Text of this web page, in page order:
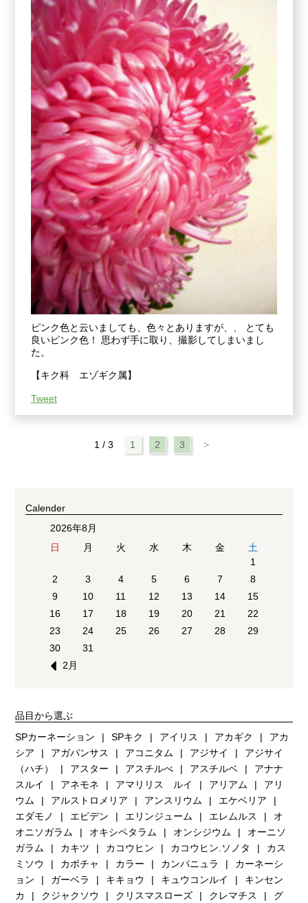
ピンク色と云いましても、色々とありますが、、 とても
良いピンク色！ 思わず手に取り、撮影してしまいまし
た。
【キク科 エゾギク属】
Tweet
1 / 3 1 2 3 >
Calender
2026年8月
日
月 火 水 木 金 土
2月
1
2
3 4 5 6 7
8
9
10 11 12 13 14
15
16
17 18 19 20 21
22
23
24 25 26 27 28
29
30
31
品目から選ぶ
SPカーネーション
SPキク アイリス アカギク
アカ
シア
アガパンサス アコニタム アジサイ
アジサイ
（ハチ）
アスター アスチルべ アスチルベ
アナナ
スルイ
アネモネ アマリリス ルイ アリアム
アリ
ウム
アルストロメリア アンスリウム
エケベリア
エダモノ
エピデン エリンジューム エレムルス
オ
オニソガラム
オキシペタラム オンシジウム
オーニソ
ガラム
カキツ カコウヒン カコウヒン.ソノタ
カス
ミソウ
カボチャ カラー カンパニュラ
カーネーシ
ョン
ガーベラ キキョウ キュウコンルイ
キンセン
カ
クジャクソウ クリスマスローズ クレマチス
グ